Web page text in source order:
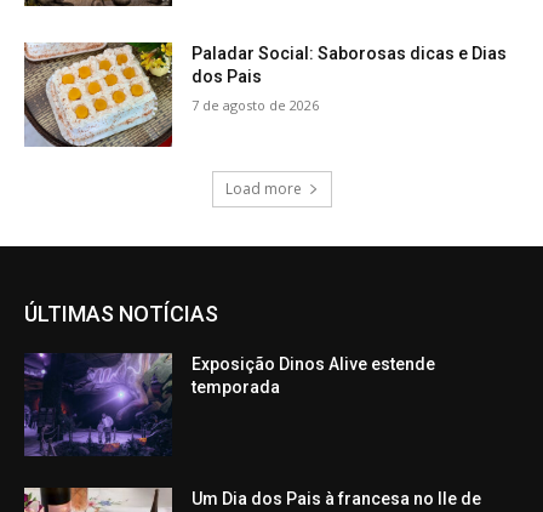
Paladar Social: Saborosas dicas e Dias
dos Pais
7 de agosto de 2026
Load more
ÚLTIMAS NOTÍCIAS
Exposição Dinos Alive estende
temporada
Um Dia dos Pais à francesa no Ile de